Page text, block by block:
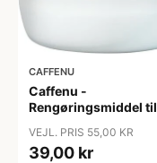
CAFFENU
Caffenu -
Rengøringsmiddel til
(900g)
VEJL. PRIS 55,00 KR
39,00 kr